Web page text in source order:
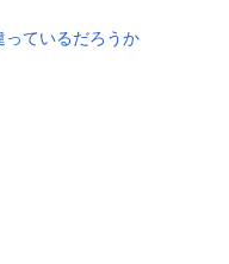
っているだろうか